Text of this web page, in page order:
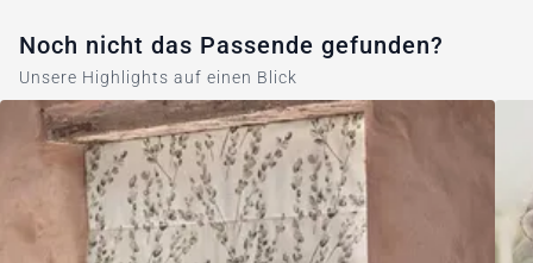
Noch nicht das Passende gefunden?
Unsere Highlights auf einen Blick